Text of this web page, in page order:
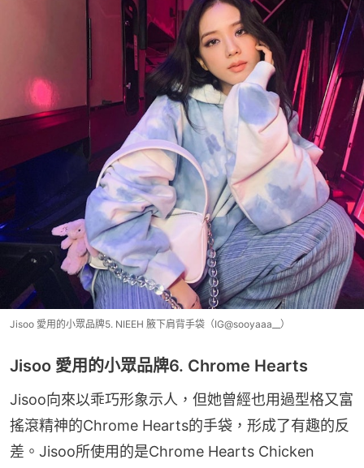
Jisoo 愛用的小眾品牌5. NIEEH 腋下肩背手袋（IG@sooyaaa__）
Jisoo 愛用的小眾品牌6. Chrome Hearts
Jisoo向來以乖巧形象示人，但她曾經也用過型格又富
搖滾精神的Chrome Hearts的手袋，形成了有趣的反
差。Jisoo所使用的是Chrome Hearts Chicken